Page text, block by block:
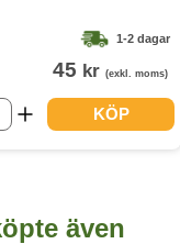
1-2 dagar
45 kr (exkl. moms)
KÖP
även